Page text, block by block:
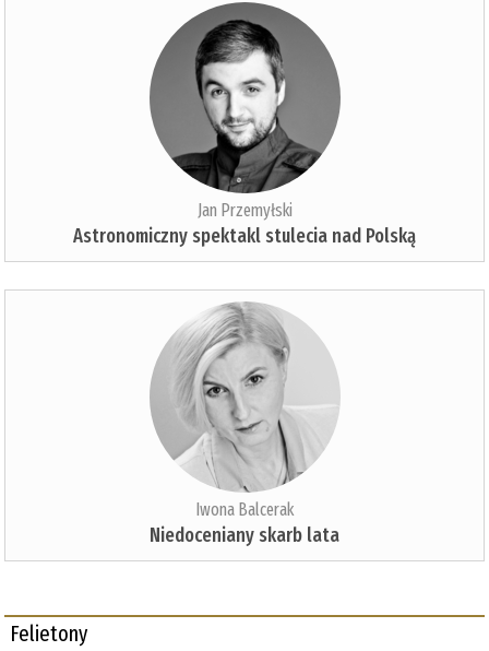
Jan Przemyłski
Astronomiczny spektakl stulecia nad Polską
Iwona Balcerak
Niedoceniany skarb lata
Felietony